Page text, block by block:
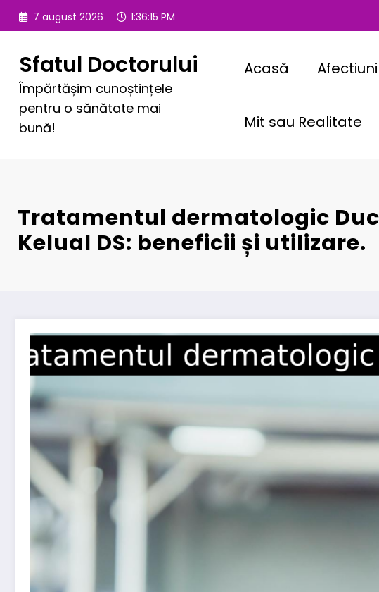
7 august 2026 1:36:16 PM
Sfatul Doctorului
Împărtășim cunoștințele
pentru o sănătate mai
bună!
Acasă Afectiuni
Mit sau Realitate
Tratamentul dermatologic
Kelual DS: beneficii și utilizare.